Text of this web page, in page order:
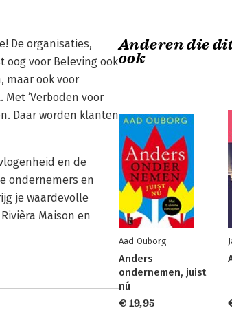
De organisaties,
oog voor Beleving ook
maar ook voor
‘Verboden voor
Daar worden klanten
en de
ondernemers en
je waardevolle
Maison en
Anderen die
ook
Aad Ouborg
Anders
ondernemen, juist
nú
€ 19,95